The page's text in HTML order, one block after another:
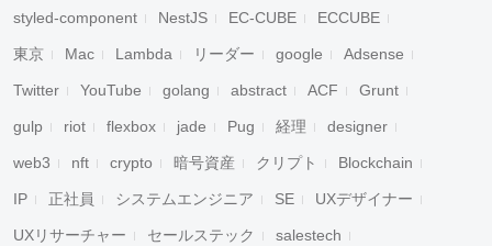
styled-component NestJS EC-CUBE ECCUBE
東京 Mac Lambda リーダー google Adsense
Twitter YouTube golang abstract ACF Grunt
gulp riot flexbox jade Pug 経理 designer
web3 nft crypto 暗号資産 クリプト Blockchain
IP 正社員 システムエンジニア SE UXデザイナー
UXリサーチャー セールステック salestech